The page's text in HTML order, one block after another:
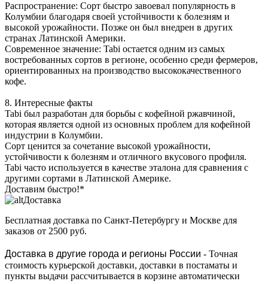
Распространение: Сорт быстро завоевал популярность в
Колумбии благодаря своей устойчивости к болезням и
высокой урожайности. Позже он был внедрен в других
странах Латинской Америки.
Современное значение: Tabi остается одним из самых
востребованных сортов в регионе, особенно среди фермеров,
ориентированных на производство высококачественного
кофе.
8. Интересные факты
Tabi был разработан для борьбы с кофейной ржавчиной,
которая является одной из основных проблем для кофейной
индустрии в Колумбии.
Сорт ценится за сочетание высокой урожайности,
устойчивости к болезням и отличного вкусового профиля.
Tabi часто используется в качестве эталона для сравнения с
другими сортами в Латинской Америке.
Доставим быстро!*
Доставка
Бесплатная доставка по Санкт-Петербургу и Москве для
заказов от 2500 руб.
Доставка в другие города и регионы России - Точная
стоимость курьерской доставки, доставки в постаматы и
пункты выдачи рассчитывается в корзине автоматически